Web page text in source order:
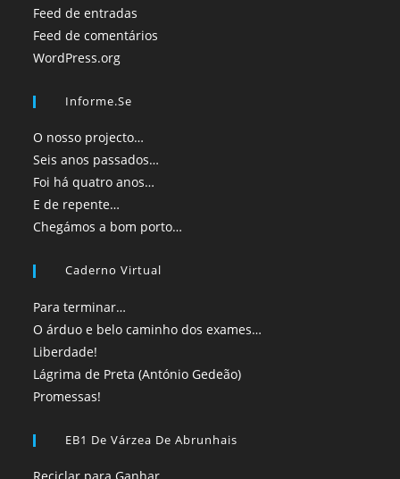
Feed de entradas
Feed de comentários
WordPress.org
Informe.se
O nosso projecto…
Seis anos passados…
Foi há quatro anos…
E de repente…
Chegámos a bom porto…
Caderno Virtual
Para terminar…
O árduo e belo caminho dos exames…
Liberdade!
Lágrima de Preta (António Gedeão)
Promessas!
EB1 De Várzea De Abrunhais